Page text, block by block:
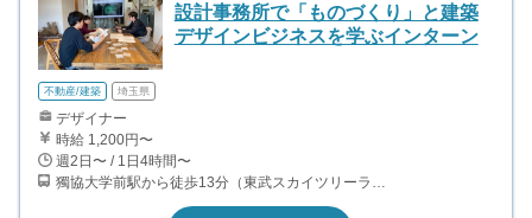
設計事務所で「ものづくり」と建築
デザインビジネスを学ぶインターン
不動産/建築 埼玉県
デザイナー
時給 1,200円〜
週2日〜 / 1日4時間〜
獨協大学前駅から徒歩13分（東武スカイツリーライン、東武伊勢崎線、東武日光線、鬼怒川線）